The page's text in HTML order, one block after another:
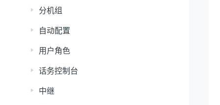
分机组
自动配置
用户角色
话务控制台
中继